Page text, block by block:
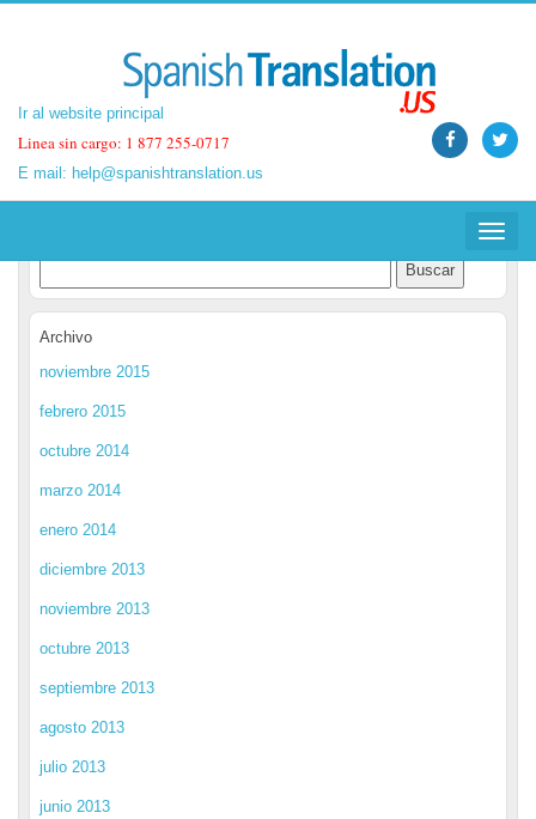
Ir al website principal
Linea sin cargo: 1 877 255-0717
E mail: help@spanishtranslation.us
Toggle
Ir al website principal
Linea sin cargo: 1 877 255-0717
E mail: help@spanishtranslation.us
Toggle
Spanish Translation Blog
Archivo
noviembre 2015
febrero 2015
octubre 2014
marzo 2014
enero 2014
diciembre 2013
noviembre 2013
octubre 2013
septiembre 2013
agosto 2013
julio 2013
junio 2013